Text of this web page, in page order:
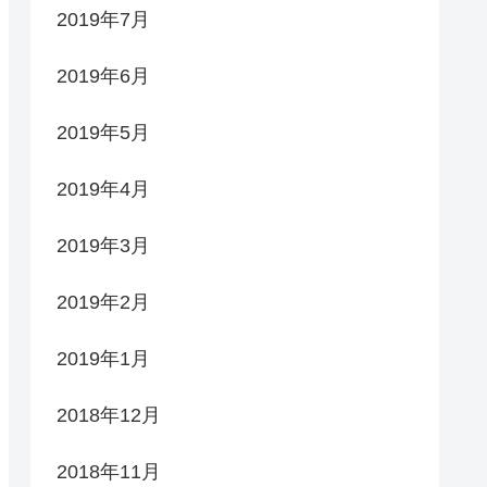
2019年7月
2019年6月
2019年5月
2019年4月
2019年3月
2019年2月
2019年1月
2018年12月
2018年11月